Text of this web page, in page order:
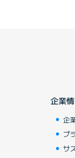
企業
企
ブ
サ